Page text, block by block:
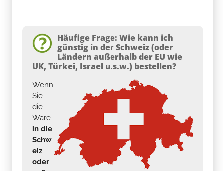
Häufige Frage: Wie kann ich
günstig in der Schweiz (oder
Ländern außerhalb der EU wie
UK, Türkei, Israel u.s.w.) bestellen?
Wenn
Sie
die
Ware
in die
Schw
eiz
oder